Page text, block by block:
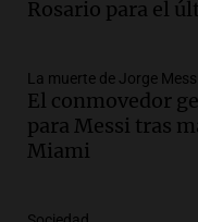
Rosario para
Episodios
Audio.Ley de
en el
Episodios
Rosario para el
La muerte de Jorge Messi
El conmovedor
para Messi tras
Miami